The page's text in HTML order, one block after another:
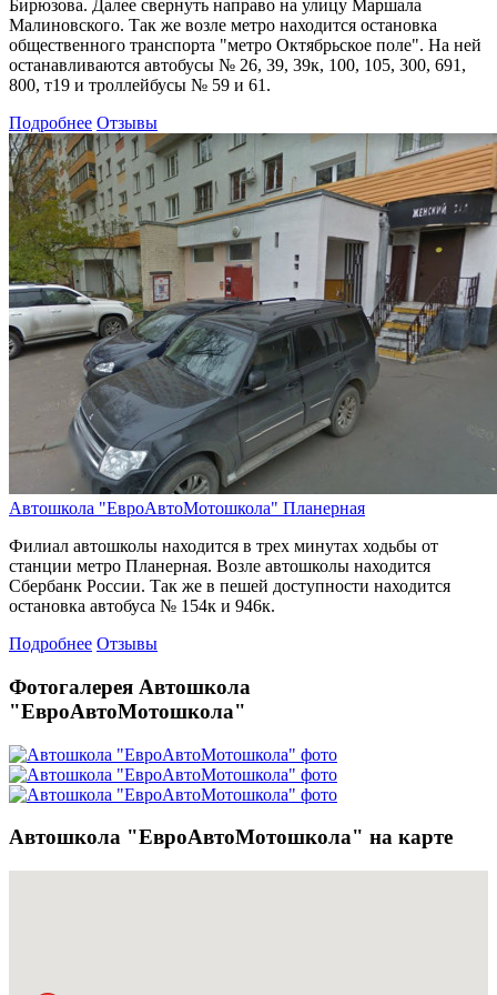
Бирюзова. Далее свернуть направо на улицу Маршала
Малиновского. Так же возле метро находится остановка
общественного транспорта "метро Октябрьское поле". На ней
останавливаются автобусы № 26, 39, 39к, 100, 105, 300, 691,
800, т19 и троллейбусы № 59 и 61.
Подробнее Отзывы
Автошкола "ЕвроАвтоМотошкола" Планерная
Филиал автошколы находится в трех минутах ходьбы от
станции метро Планерная. Возле автошколы находится
Сбербанк России. Так же в пешей доступности находится
остановка автобуса № 154к и 946к.
Подробнее Отзывы
Фотогалерея Автошкола
"ЕвроАвтоМотошкола"
Автошкола "ЕвроАвтоМотошкола" на карте